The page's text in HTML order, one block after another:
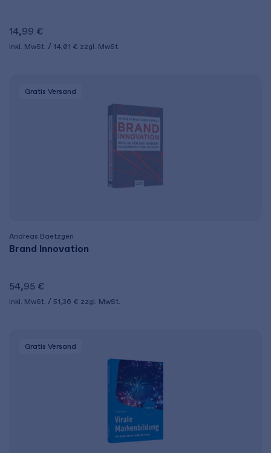
14,99 €
inkl. MwSt. 14,01 € zzgl. MwSt.
Gratis Versand
Andreas Baetzgen
Brand Innovation
54,95 €
inkl. MwSt. 51,36 € zzgl. MwSt.
Gratis Versand